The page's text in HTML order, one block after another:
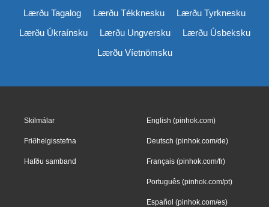
Lærðu Tagalog
Lærðu Tékknesku
Lærðu Tyrknesku
Lærðu Úkraínsku
Lærðu Ungversku
Lærðu Úsbeksku
Lærðu Víetnömsku
Skilmálar
Friðhelgisstefna
Hafðu samband
English (pinhok.com)
Deutsch (pinhok.com/de)
Français (pinhok.com/fr)
Português (pinhok.com/pt)
Español (pinhok.com/es)